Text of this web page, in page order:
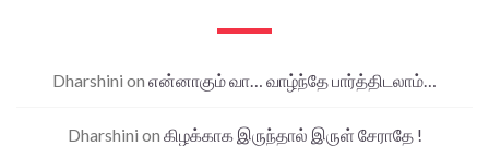
Dharshini on என்னாகும் வா… வாழ்ந்தே பார்த்திடலாம்…
Dharshini on கிழக்காக இருந்தால் இருள் சேராதே !